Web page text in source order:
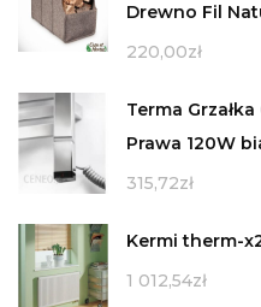
Drewno Fil
220,00zł
Terma
Prawa 120W
315,72zł
Kermi therm-
1 012,54zł